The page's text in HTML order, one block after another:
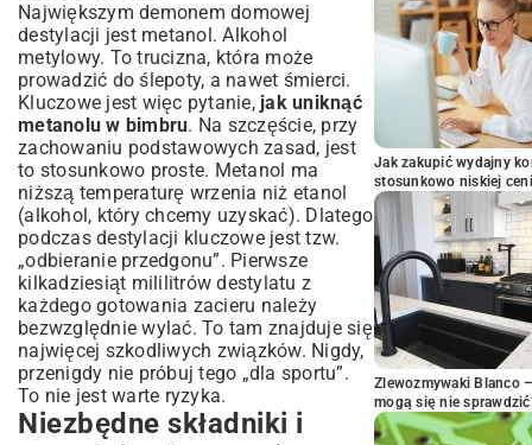
Największym demonem domowej
destylacji jest metanol. Alkohol
metylowy. To trucizna, która może
prowadzić do ślepoty, a nawet śmierci.
Kluczowe jest więc pytanie, jak uniknąć
metanolu w bimbru. Na szczęście, przy
zachowaniu podstawowych zasad, jest
to stosunkowo proste. Metanol ma
niższą temperaturę wrzenia niż etanol
(alkohol, który chcemy uzyskać). Dlatego
podczas destylacji kluczowe jest tzw.
„odbieranie przedgonu”. Pierwsze
kilkadziesiąt mililitrów destylatu z
każdego gotowania zacieru należy
bezwzględnie wylać. To tam znajduje się
najwięcej szkodliwych związków. Nigdy,
przenigdy nie próbuj tego „dla sportu”.
To nie jest warte ryzyka.
Niezbędne składniki i
Jak zakupić wydajny
stosunkowo niskiej
Zlewozmywaki Blanco
mogą się nie